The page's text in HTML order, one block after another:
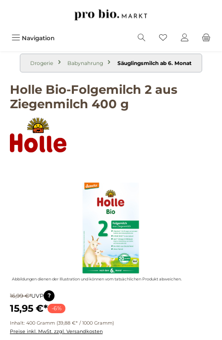
Navigation
Drogerie Babynahrung Säuglingsmilch ab 6. Monat
Holle Bio-Folgemilch 2 aus
Ziegenmilch 400 g
Abbildungen dienen der Illustration und können vom tatsächlichen Produkt abweichen.
16,99 €*UVP ?
15,95 €* -6%
Inhalt: 400 Gramm (39,88 €* / 1000 Gramm)
Preise inkl. MwSt. zzgl. Versandkosten